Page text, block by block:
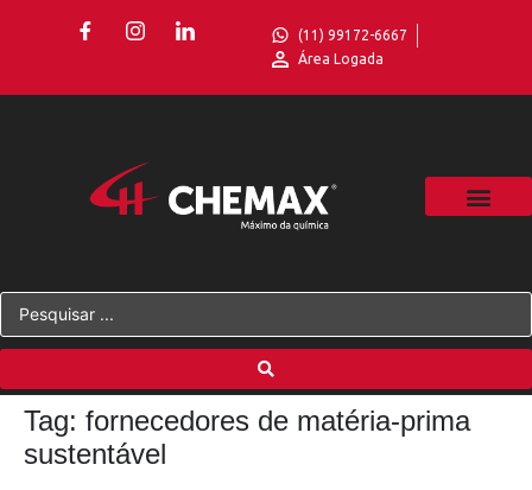
(11) 99172-6667
Área Logada
Tag: fornecedores de matéria-prima
sustentável